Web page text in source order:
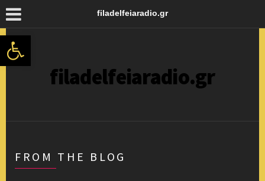
Ανοίξτε τη γραμμή εργαλείων
filadelfeiaradio.gr
filadelfeiaradio.gr
FROM THE BLOG